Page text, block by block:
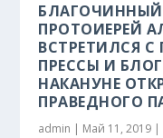
БЛАГОЧИННЫЙ
ПРОТОИЕРЕЙ
ВСТРЕТИЛСЯ
ПРЕССЫ И
НАКАНУНЕ
ПРАВЕДНОГО
admin | Май 11, 2019 |